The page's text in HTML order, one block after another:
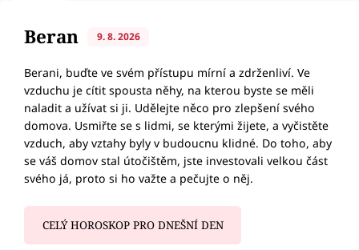
Beran 9. 8. 2026
Berani, buďte ve svém přístupu mírní a zdrženliví. Ve
vzduchu je cítit spousta něhy, na kterou byste se měli
naladit a užívat si ji. Udělejte něco pro zlepšení svého
domova. Usmiřte se s lidmi, se kterými žijete, a vyčistěte
vzduch, aby vztahy byly v budoucnu klidné. Do toho, aby
se váš domov stal útočištěm, jste investovali velkou část
svého já, proto si ho važte a pečujte o něj.
CELÝ HOROSKOP PRO DNEŠNÍ DEN